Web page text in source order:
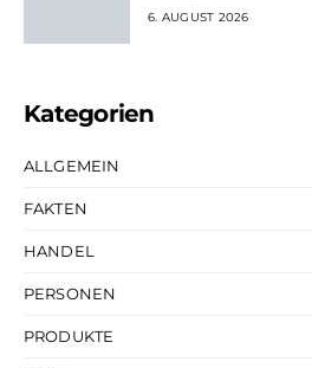
6. AUGUST 2026
Kategorien
ALLGEMEIN
FAKTEN
HANDEL
PERSONEN
PRODUKTE